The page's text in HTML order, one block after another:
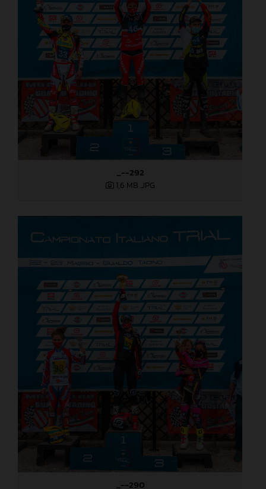
_--292
1,6 MB .JPG
_--290